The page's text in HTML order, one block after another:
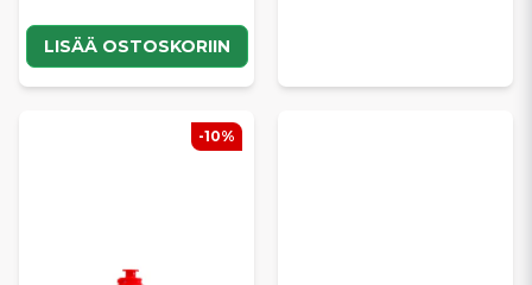
LISÄÄ OSTOSKORIIN
-10%